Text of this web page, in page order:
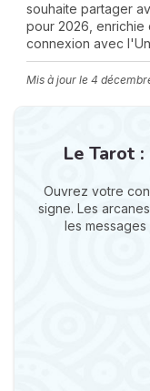
souhaite partager
pour 2026, enrichie
connexion avec
Mis à jour le 4
Le Tarot
Ouvrez votre
signe. Les
les